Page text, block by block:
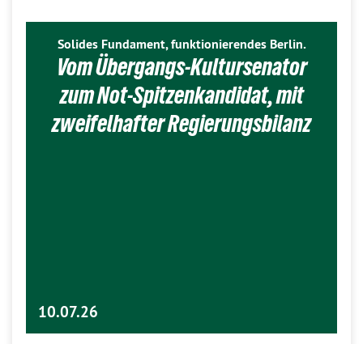
Solides Fundament, funktionierendes Berlin.
Vom Übergangs-Kultursenator
zum Not-Spitzenkandidat, mit
zweifelhafter Regierungsbilanz
10.07.26